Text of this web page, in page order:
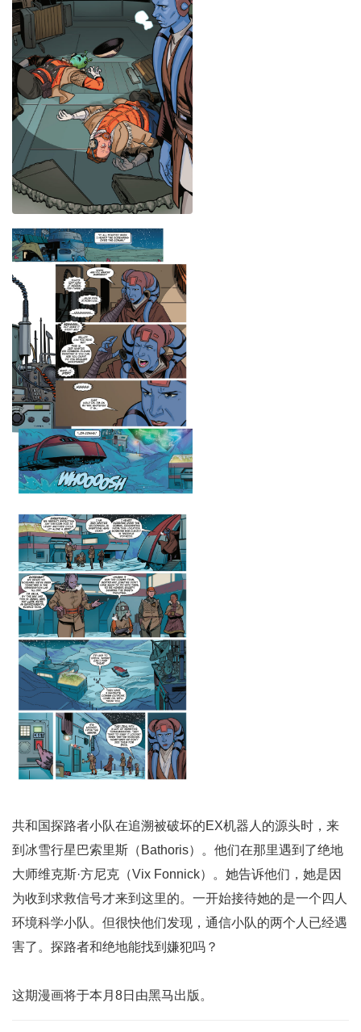
共和国探路者小队在追溯被破坏的EX机器人的源头时，来
到冰雪行星巴索里斯（Bathoris）。他们在那里遇到了绝地
大师维克斯·方尼克（Vix Fonnick）。她告诉他们，她是因
为收到求救信号才来到这里的。一开始接待她的是一个四人
环境科学小队。但很快他们发现，通信小队的两个人已经遇
害了。探路者和绝地能找到嫌犯吗？
这期漫画将于本月8日由黑马出版。